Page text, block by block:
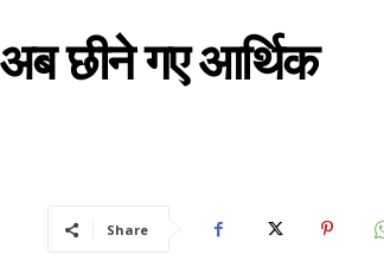
छीने गए आर्थिक
Share